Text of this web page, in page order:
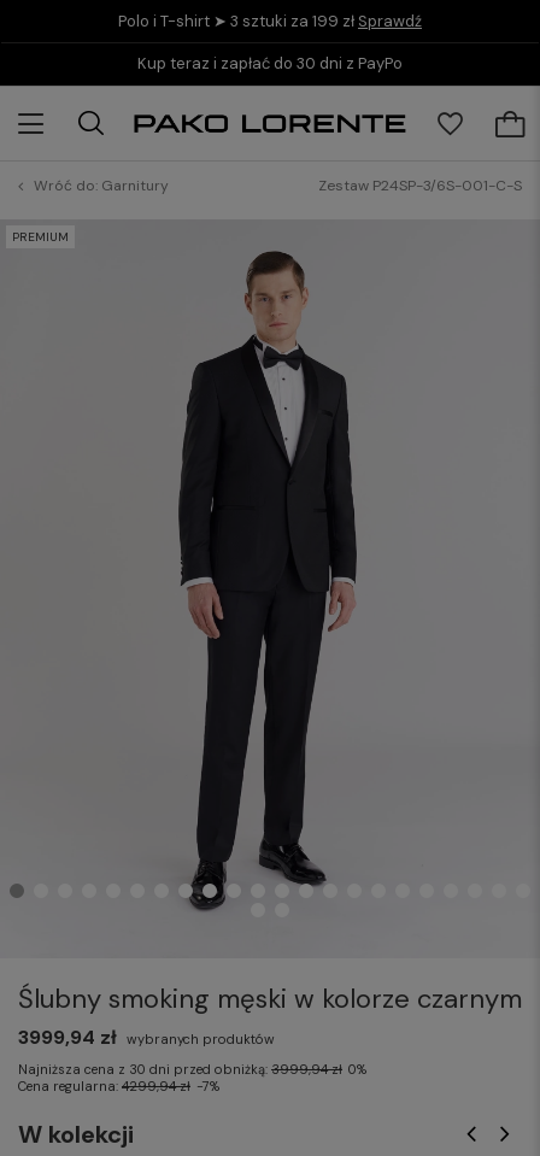
Polo i T-shirt ➤ 3 sztuki za 199 zł Sprawdź
Kup teraz i zapłać do 30 dni z PayPo
Wróć do: Garnitury Zestaw P24SP-3/6S-001-C-S
PREMIUM
Ślubny smoking męski w kolorze czarnym
W kolekcji
3999,94 zł wybranych produktów
Najniższa cena z 30 dni przed obniżką: 3999,94 zł 0%
Cena regularna: 4299,94 zł -7%